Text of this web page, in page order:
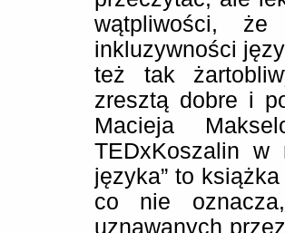
wątpliwości,
inkluzywności
też tak
zresztą dobre i
Macieja
TEDxKoszalin w
języka” to
co nie
uznawanych